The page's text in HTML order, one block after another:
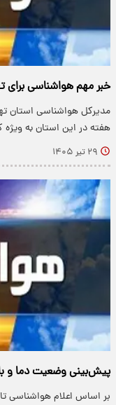
خبر مهم هواشناسی برای
مدیرکل هواشناسی استان
هفته در این استان به ویژه
۲۹ تیر ۱۴۰۵
پیش‌بینی وضعیت دما و
بر اساس اعلام هواشناسی